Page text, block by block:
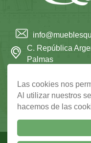
Las cookies nos
Al utilizar nuestros
hacemos de las
C. República
Palmas
Lunes a
Cookies|Aviso